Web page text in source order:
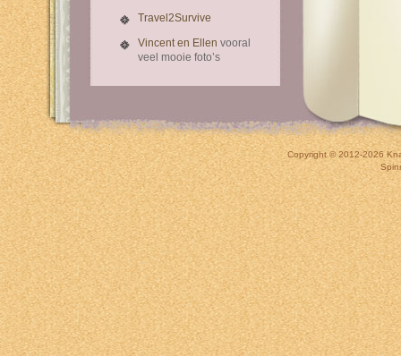
Travel2Survive
Vincent en Ellen vooral
veel mooie foto’s
Copyright © 2012-2026